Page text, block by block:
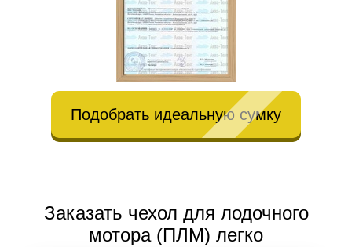
Подобрать идеальную сумку
Заказать чехол для лодочного
мотора (ПЛМ) легко